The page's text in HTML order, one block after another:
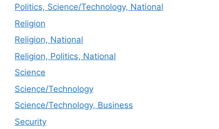
Politics, Science/Technology, National
Religion
Religion, National
Religion, Politics, National
Science
Science/Technology
Science/Technology, Business
Security